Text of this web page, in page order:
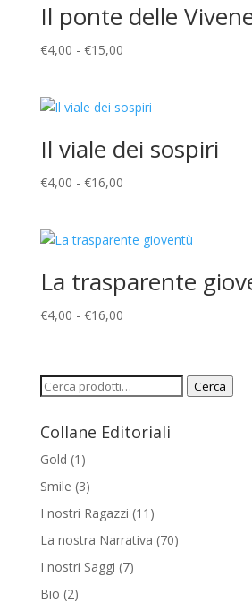
Il ponte delle
€4,00 - €15,00Fascia
da
a
Il viale dei sospiri
€4,00 - €16,00Fascia
da
a
La trasparente
€4,00 - €16,00Fascia
da
€4,00
€16,00
Cerca: Cerca
Collane Editoriali
Gold (1)
Smile (3)
I nostri Ragazzi (11)
La nostra Narrativa (70)
I nostri Saggi (7)
Bio (2)